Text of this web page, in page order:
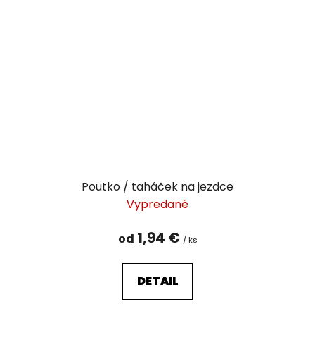
Poutko / taháček na jezdce
Vypredané
od 1,94 € / ks
DETAIL